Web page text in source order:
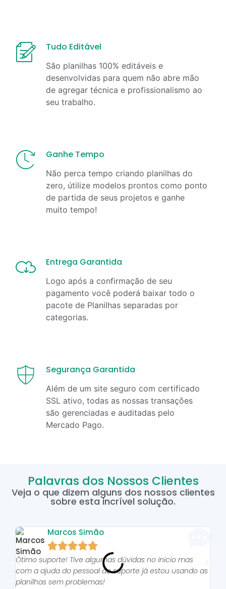
Tudo Editável
São planilhas 100% editáveis e
desenvolvidas para quem não abre mão
de agregar técnica e profissionalismo ao
seu trabalho.
Ganhe Tempo
Não perca tempo criando planilhas do
zero, útilize modelos prontos como ponto
de partida de seus projetos e ganhe
muito tempo!
Entrega Garantida
Logo após a confirmação de seu
pagamento você poderá baixar todo o
pacote de Planilhas separadas por
categorias.
Segurança Garantida
Além de um site seguro com certificado
SSL ativo, todas as nossas transações
são gerenciadas e auditadas pelo
Mercado Pago.
Palavras dos Nossos Clientes
Veja o que dizem alguns dos nossos clientes
sobre esta incrível solução.
Marcos Simão

Ótimo suporte! Tive algumas dúvidas no inicio mas
com a ajuda do pessoal do suporte já estou usando as
planilhas sem problemas!